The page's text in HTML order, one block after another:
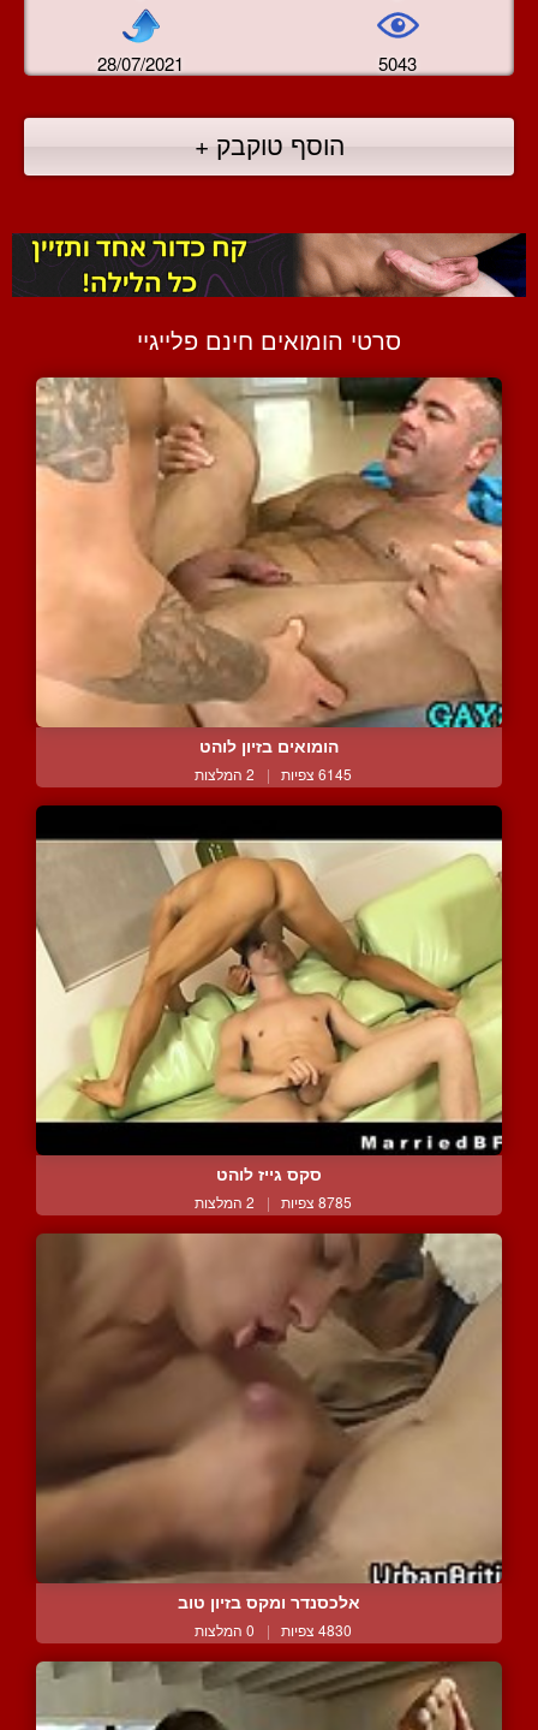
28/07/2021 5043
הוסף טוקבק +
סרטי הומואים חינם פלייגיי
הומואים בזיון לוהט
6145 צפיות | 2 המלצות
סקס גייז לוהט
8785 צפיות | 2 המלצות
אלכסנדר ומקס בזיון טוב
4830 צפיות | 0 המלצות